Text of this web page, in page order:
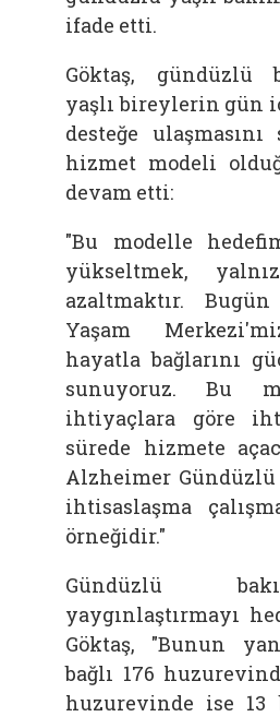
ifade etti.
Göktaş, gündüzlü
yaşlı bireylerin gün
desteğe
hizmet modeli
devam etti:
"Bu modelle
yükseltmek,
azaltmaktır.
Yaşam
hayatla bağlarını
sunuyoruz. Bu
ihtiyaçlara göre
sürede hizmete
Alzheimer
ihtisaslaşma
örneğidir."
Gündüzlü
yaygınlaştırmayı
Göktaş, "Bunun
bağlı 176
huzurevinde ise